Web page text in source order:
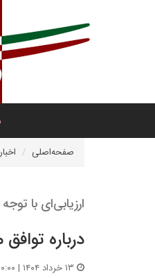
صفحه‌اصلی اخبار
ارزیابی‌ای با
درباره